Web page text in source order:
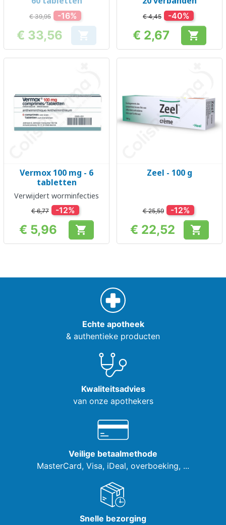
€ 39,95 -16%
Prijs
€ 33,56 
€ 4,45 -40%
Prijs
€ 2,67 
Vermox 100 mg - 6
tabletten
Verwijdert worminfecties
€ 6,77 -12%
Prijs
€ 5,96 
Zeel - 100 g
€ 25,59 -12%
Prijs
€ 22,52 
Echte apotheek
& authentieke producten
Kwaliteitsadvies
van onze apothekers
Veilige betaalmethode
MasterCard, Visa, iDeal, overboeking, ...
Snelle bezorging